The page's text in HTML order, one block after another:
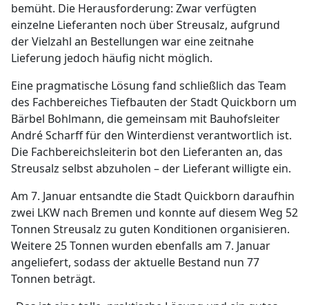
bemüht. Die Herausforderung: Zwar verfügten
einzelne Lieferanten noch über Streusalz, aufgrund
der Vielzahl an Bestellungen war eine zeitnahe
Lieferung jedoch häufig nicht möglich.
Eine pragmatische Lösung fand schließlich das Team
des Fachbereiches Tiefbauten der Stadt Quickborn um
Bärbel Bohlmann, die gemeinsam mit Bauhofsleiter
André Scharff für den Winterdienst verantwortlich ist.
Die Fachbereichsleiterin bot den Lieferanten an, das
Streusalz selbst abzuholen – der Lieferant willigte ein.
Am 7. Januar entsandte die Stadt Quickborn daraufhin
zwei LKW nach Bremen und konnte auf diesem Weg 52
Tonnen Streusalz zu guten Konditionen organisieren.
Weitere 25 Tonnen wurden ebenfalls am 7. Januar
angeliefert, sodass der aktuelle Bestand nun 77
Tonnen beträgt.